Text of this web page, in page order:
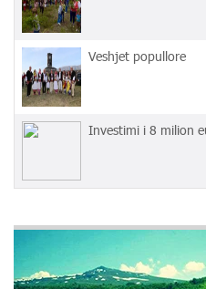
Veshjet popullore
Investimi i 8 milion